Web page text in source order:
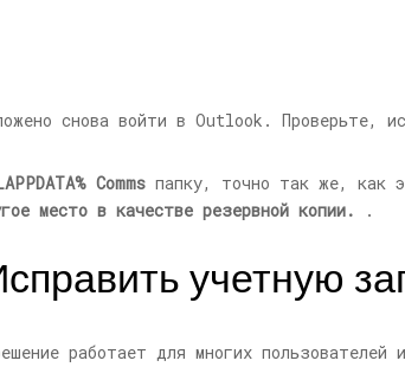
снова войти в Outlook. Проверьте,
Comms папку, точно так же, как
место в качестве резервной копии. .
учетную
работает для многих пользователей